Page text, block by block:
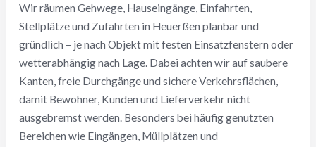
Wir räumen Gehwege, Hauseingänge, Einfahrten,
Stellplätze und Zufahrten in Heuerßen planbar und
gründlich – je nach Objekt mit festen Einsatzfenstern oder
wetterabhängig nach Lage. Dabei achten wir auf saubere
Kanten, freie Durchgänge und sichere Verkehrsflächen,
damit Bewohner, Kunden und Lieferverkehr nicht
ausgebremst werden. Besonders bei häufig genutzten
Bereichen wie Eingängen, Müllplätzen und